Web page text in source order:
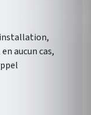
aucun cas,